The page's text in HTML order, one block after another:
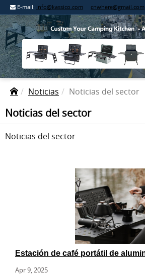
E-mail: info@kassico.com cnwhere@gmail.com
Noticias Noticias del sector
Noticias del sector
Noticias del sector
Apr 9, 2025